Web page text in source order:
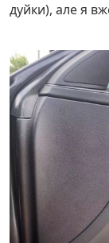
дуйки), але я